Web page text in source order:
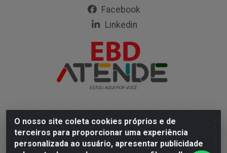
O nosso site coleta cookies próprios e de
terceiros para proporcionar uma experiência
personalizada ao usuário, apresentar publicidade
Facebook
Linkedin
Empresa Brasileira de Distribuição LTDA - Rodovia Mário
Covas, 472 - Coqueiro, Ananindeua/PA - CEP 67113-330
- CNPJ 05.402.904/0001-67